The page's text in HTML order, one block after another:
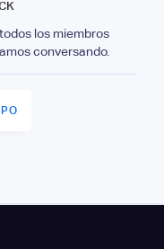
los miembros
conversando.